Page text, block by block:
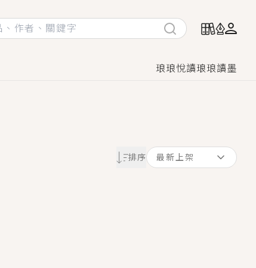
琅琅悅讀琅琅讀墨
不回找新歡，他居然還後悔了？
畫！
……
排序 最新上架